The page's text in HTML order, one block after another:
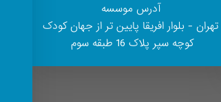
آدرس موسسه
تهران - بلوار افریقا پایین تر از جهان کودک
کوچه سپر پلاک 16 طبقه سوم